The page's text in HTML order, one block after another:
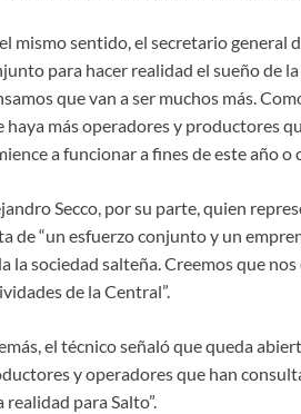
mismo sentido, el secretario general
para hacer realidad el sueño de
que van a ser muchos más.
haya más operadores y productores
a funcionar a fines de este año o
Secco, por su parte, quien
de “un esfuerzo conjunto y un
la sociedad salteña. Creemos que
de la Central”.
el técnico señaló que queda
y operadores que han
realidad para Salto”.